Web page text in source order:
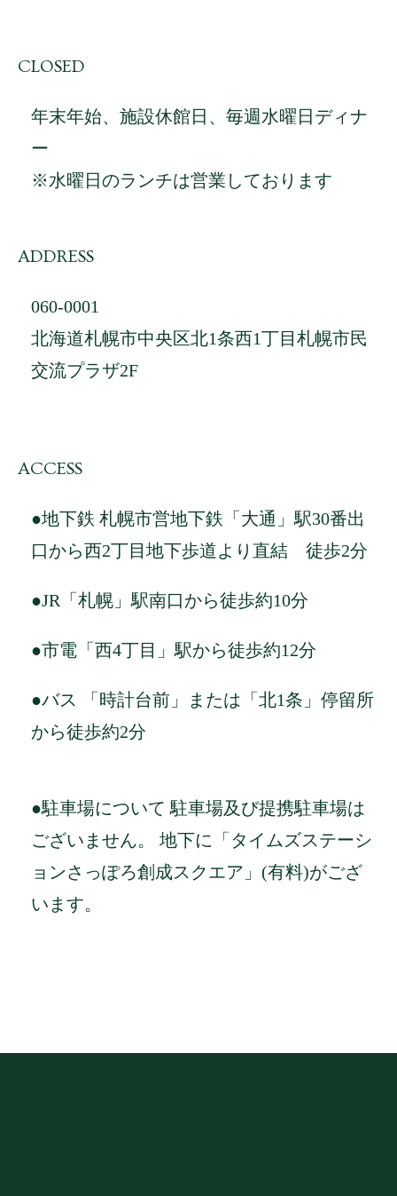
CLOSED
年末年始、施設休館日、毎週水曜日ディナ
ー
※水曜日のランチは営業しております
ADDRESS
060-0001
北海道札幌市中央区北1条西1丁目札幌市民
交流プラザ2F
ACCESS
●地下鉄 札幌市営地下鉄「大通」駅30番出
口から西2丁目地下歩道より直結 徒歩2分
●JR「札幌」駅南口から徒歩約10分
●市電「西4丁目」駅から徒歩約12分
●バス 「時計台前」または「北1条」停留所
から徒歩約2分
●駐車場について 駐車場及び提携駐車場は
ございません。 地下に「タイムズステーシ
ョンさっぽろ創成スクエア」(有料)がござ
います。